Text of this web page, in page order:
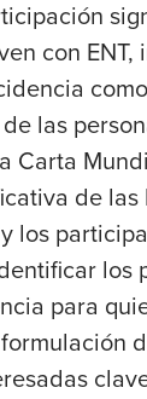
con ENT,
las
Carta
de las
los
los
para